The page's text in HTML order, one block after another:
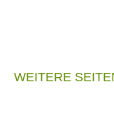
WEITERE